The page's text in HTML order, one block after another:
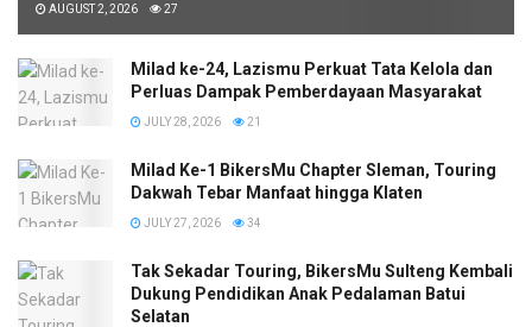
AUGUST 2, 2026 27
Milad ke-24, Lazismu Perkuat Tata Kelola dan
Perluas Dampak Pemberdayaan Masyarakat
JULY 28, 2026 21
Milad Ke-1 BikersMu Chapter Sleman, Touring
Dakwah Tebar Manfaat hingga Klaten
JULY 27, 2026 34
Tak Sekadar Touring, BikersMu Sulteng Kembali
Dukung Pendidikan Anak Pedalaman Batui
Selatan